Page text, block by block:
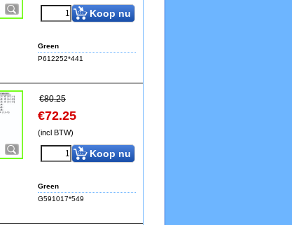
Koop nu
Green
P612252*441
€80.25
€72.25
(incl BTW)
Koop nu
Green
G591017*549